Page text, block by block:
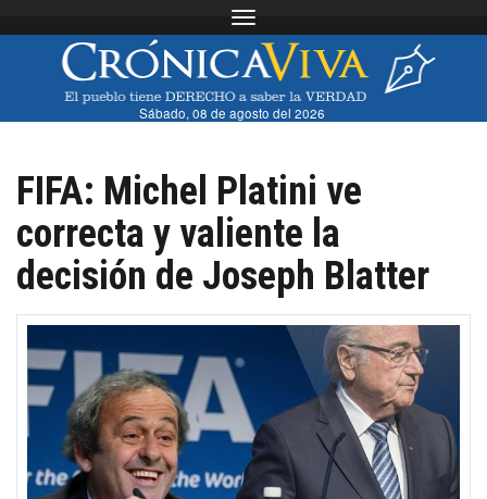
Toggle navigation
Sábado, 08 de agosto del 2026
FIFA: Michel Platini ve
correcta y valiente la
decisión de Joseph Blatter